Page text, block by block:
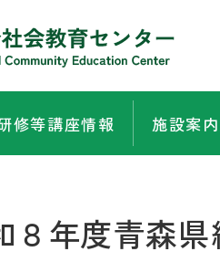
修等講座情報 施設案内
８年度青森県